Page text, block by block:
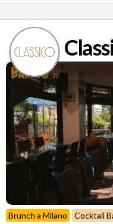
Brunch a Milano Cocktail